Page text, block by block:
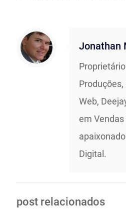
Jonathan
Web,
em Vendas
Digital.
post relacionados